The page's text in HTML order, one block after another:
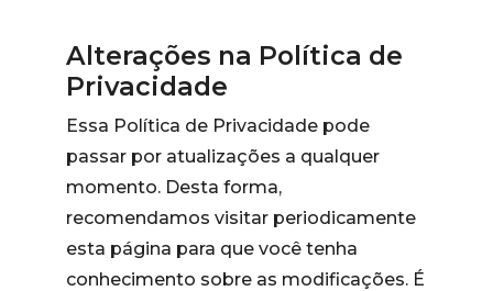
Alterações na Política de
Privacidade
Essa Política de Privacidade pode
passar por atualizações a qualquer
momento. Desta forma,
recomendamos visitar periodicamente
esta página para que você tenha
conhecimento sobre as modificações. É